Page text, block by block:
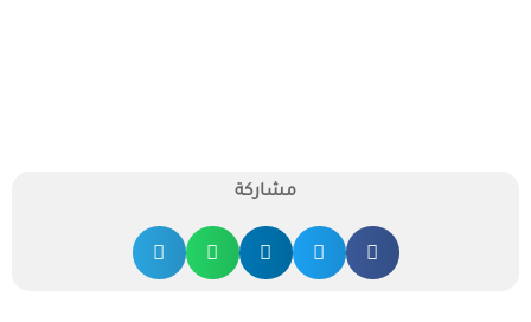
مشاركة